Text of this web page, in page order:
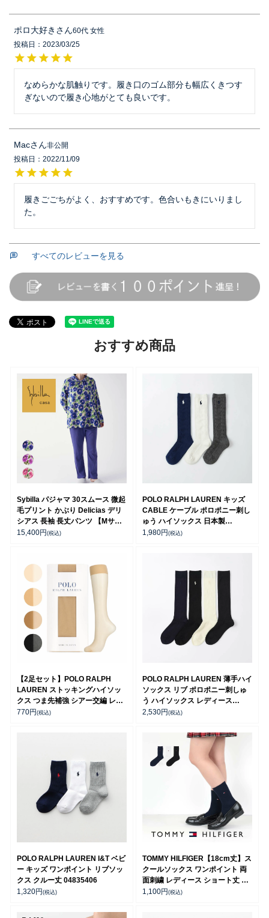
ポロ大好き 60代 女性
投稿日
2023/03/25
なめらかな肌触りです。履き口のゴム部分も幅広くきつす
ぎないので履き心地がとても良いです。
Mac
非公開
投稿日
2022/11/09
履きごごちがよく、おすすめです。色合いもきにいりまし
た。
すべてのレビューを見る
おすすめ商品
Sybilla パジャマ 30スムース 微起
毛プリント かぶり Delicias デリ
シアス 長袖 長丈パンツ 【Mサイ
ズ】 73925792
15,400円(税込)
POLO RALPH LAUREN キッズ
CABLE ケーブル ポロポニー刺し
ゅう ハイソックス 日本製
04813711
1,980円(税込)
【2足セット】POLO RALPH
LAUREN ストッキングハイソッ
クス つま先補強 シアー交編 レデ
ィース 01824010
770円(税込)
POLO RALPH LAUREN 薄手ハイ
ソックス リブ ポロポニー刺しゅ
う ハイソックス レディース
03217500
2,530円(税込)
POLO RALPH LAUREN I&T ベビ
ー キッズ ワンポイント リブソッ
クス クルー丈 04835406
1,320円(税込)
TOMMY HILFIGER【18cm丈】ス
クールソックス ワンポイント 両
面刺繍 レディース ショート丈 ソ
ックス 【365日最短翌日発送】
1,100円(税込)